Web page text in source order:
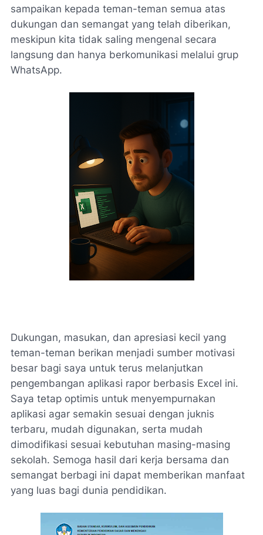
sampaikan kepada teman-teman semua atas
dukungan dan semangat yang telah diberikan,
meskipun kita tidak saling mengenal secara
langsung dan hanya berkomunikasi melalui grup
WhatsApp.
Dukungan, masukan, dan apresiasi kecil yang
teman-teman berikan menjadi sumber motivasi
besar bagi saya untuk terus melanjutkan
pengembangan aplikasi rapor berbasis Excel ini.
Saya tetap optimis untuk menyempurnakan
aplikasi agar semakin sesuai dengan juknis
terbaru, mudah digunakan, serta mudah
dimodifikasi sesuai kebutuhan masing-masing
sekolah. Semoga hasil dari kerja bersama dan
semangat berbagi ini dapat memberikan manfaat
yang luas bagi dunia pendidikan.